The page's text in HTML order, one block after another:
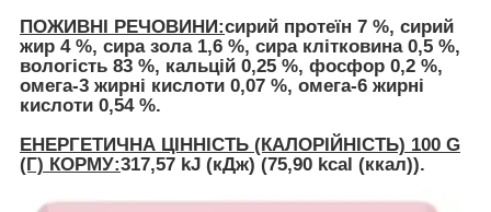
ПОЖИВНІ РЕЧОВИНИ:сирий протеїн 7 %, сирий
жир 4 %, сира зола 1,6 %, сира клітковина 0,5 %,
вологість 83 %, кальцій 0,25 %, фосфор 0,2 %,
омега-3 жирні кислоти 0,07 %, омега-6 жирні
кислоти 0,54 %.
ЕНЕРГЕТИЧНА ЦІННІСТЬ (КАЛОРІЙНІСТЬ) 100 G
(Г) КОРМУ:317,57 kJ (кДж) (75,90 kcal (ккал)).